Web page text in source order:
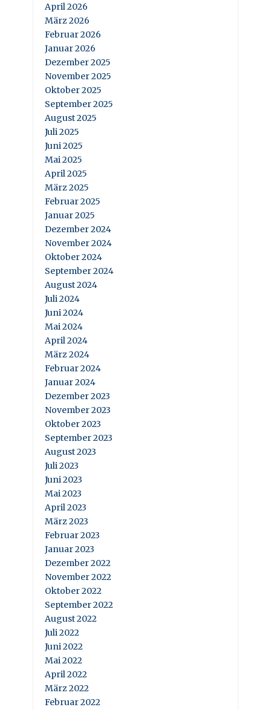
April 2026
März 2026
Februar 2026
Januar 2026
Dezember 2025
November 2025
Oktober 2025
September 2025
August 2025
Juli 2025
Juni 2025
Mai 2025
April 2025
März 2025
Februar 2025
Januar 2025
Dezember 2024
November 2024
Oktober 2024
September 2024
August 2024
Juli 2024
Juni 2024
Mai 2024
April 2024
März 2024
Februar 2024
Januar 2024
Dezember 2023
November 2023
Oktober 2023
September 2023
August 2023
Juli 2023
Juni 2023
Mai 2023
April 2023
März 2023
Februar 2023
Januar 2023
Dezember 2022
November 2022
Oktober 2022
September 2022
August 2022
Juli 2022
Juni 2022
Mai 2022
April 2022
März 2022
Februar 2022